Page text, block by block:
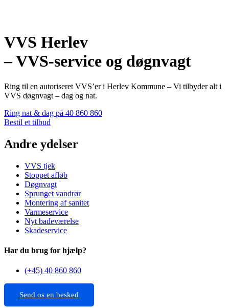
VVS Herlev
– VVS-service og døgnvagt
Ring til en autoriseret VVS’er i Herlev Kommune – Vi tilbyder alt i
VVS døgnvagt – dag og nat.
Ring nat & dag på 40 860 860
Bestil et tilbud
Andre ydelser
VVS tjek
Stoppet afløb
Døgnvagt
Sprunget vandrør
Montering af sanitet
Varmeservice
Nyt badeværelse
Skadeservice
Har du brug for hjælp?
(+45) 40 860 860
Send os en besked